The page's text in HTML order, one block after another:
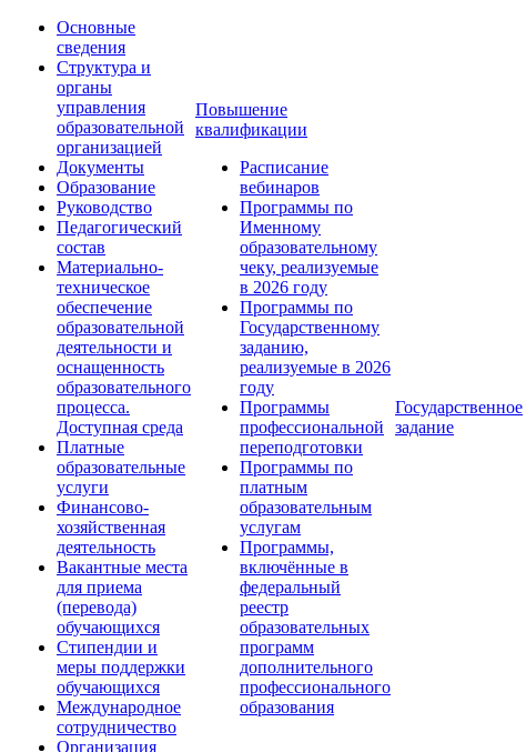
Основные
сведения
Структура и
органы
управления
образовательной
организацией
Документы
Образование
Руководство
Педагогический
состав
Материально-
техническое
обеспечение
образовательной
деятельности и
оснащенность
образовательного
процесса.
Доступная среда
Платные
образовательные
услуги
Финансово-
хозяйственная
деятельность
Вакантные места
для приема
(перевода)
обучающихся
Стипендии и
меры поддержки
обучающихся
Международное
сотрудничество
Организация
Повышение
квалификации
Расписание
вебинаров
Программы по
Именному
образовательному
чеку, реализуемые
в 2026 году
Программы по
Государственному
заданию,
реализуемые в 2026
году
Программы
профессиональной
переподготовки
Программы по
платным
образовательным
услугам
Программы,
включённые в
федеральный
реестр
образовательных
программ
дополнительного
профессионального
образования
Государственное
задание